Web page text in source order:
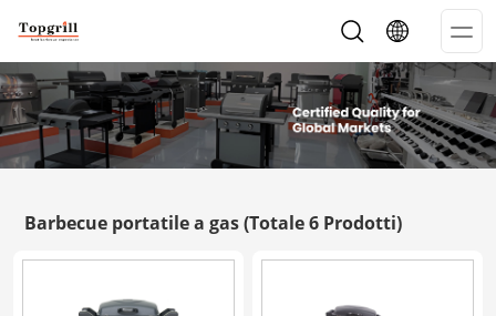
Barbecue portatile a gas(Totale 6 Prodotti)